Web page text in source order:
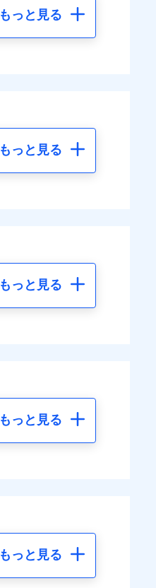
もっと見る
もっと見る
もっと見る
もっと見る
もっと見る